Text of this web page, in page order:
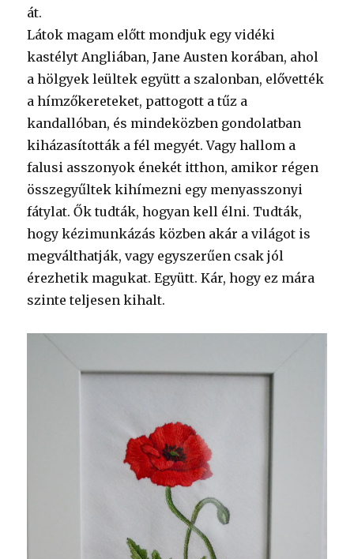
át.
Látok magam előtt mondjuk egy vidéki
kastélyt Angliában, Jane Austen korában, ahol
a hölgyek leültek együtt a szalonban, elővették
a hímzőkereteket, pattogott a tűz a
kandallóban, és mindeközben gondolatban
kiházasították a fél megyét. Vagy hallom a
falusi asszonyok énekét itthon, amikor régen
összegyűltek kihímezni egy menyasszonyi
fátylat. Ők tudták, hogyan kell élni. Tudták,
hogy kézimunkázás közben akár a világot is
megválthatják, vagy egyszerűen csak jól
érezhetik magukat. Együtt. Kár, hogy ez mára
szinte teljesen kihalt.